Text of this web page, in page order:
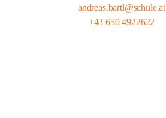
andreas.bartl@schule.at
+43 650 4922622